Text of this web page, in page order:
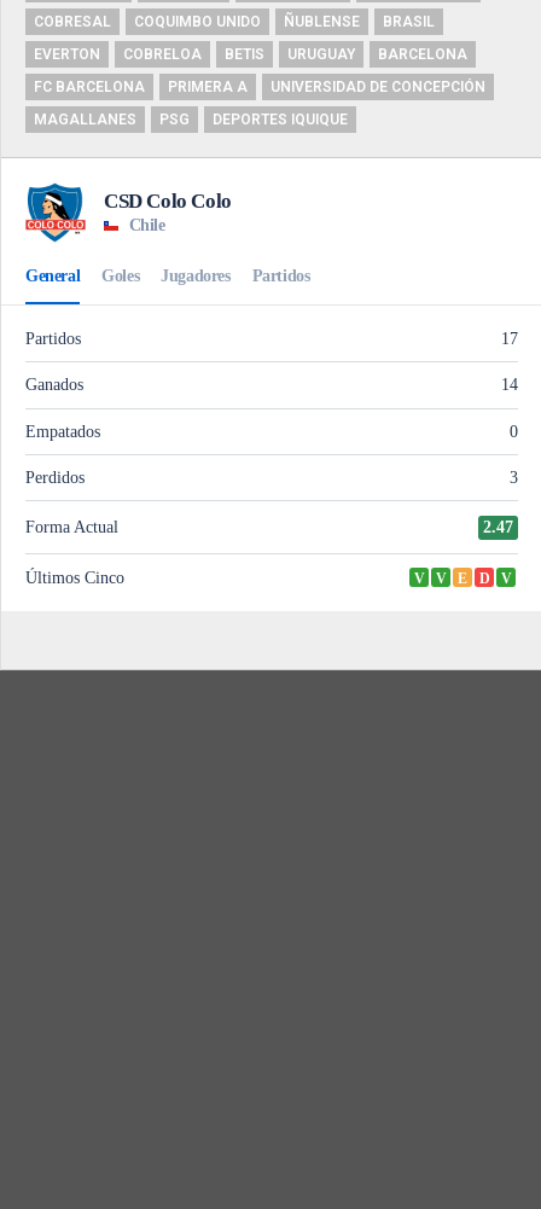
COBRESAL
COQUIMBO UNIDO ÑUBLENSE
BRASIL
EVERTON
COBRELOA BETIS URUGUAY
BARCELONA
FC BARCELONA
PRIMERA A
UNIVERSIDAD DE CONCEPCIÓN
MAGALLANES
PSG DEPORTES IQUIQUE